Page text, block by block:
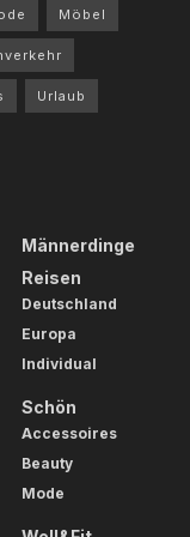
Möbel
Urlaub
Männerdinge
Reisen
Deutschland
Europa
Individual
Schön
Accessoires
Beauty
Mode